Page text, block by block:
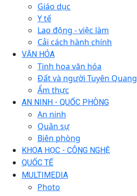
Giáo dục
Y tế
Lao động - việc làm
Cải cách hành chính
VĂN HÓA
Tinh hoa văn hóa
Đất và người Tuyên Quang
Ẩm thực
AN NINH - QUỐC PHÒNG
An ninh
Quân sự
Biên phòng
KHOA HỌC - CÔNG NGHỆ
QUỐC TẾ
MULTIMEDIA
Photo